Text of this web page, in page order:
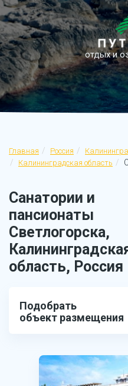
отдых и
Главная Россия
Калининградская область
Санатории и
пансионаты
Светлогорска,
область, Россия
Подобрать
объект размещения